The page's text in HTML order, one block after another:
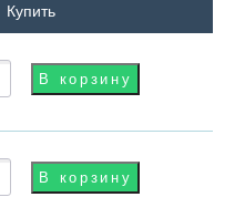
Купить